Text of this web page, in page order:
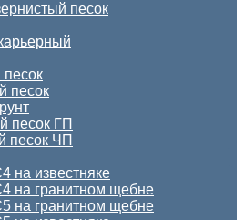
песок
песок
песок ГП
песок ЧП
на известняке
на гранитном щебне
на гранитном щебне